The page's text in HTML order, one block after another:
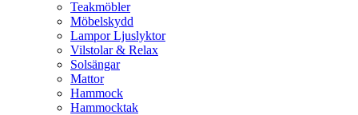
Teakmöbler
Möbelskydd
Lampor Ljuslyktor
Vilstolar & Relax
Solsängar
Mattor
Hammock
Hammocktak